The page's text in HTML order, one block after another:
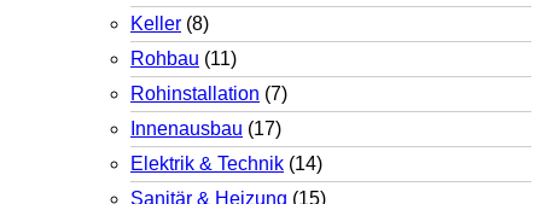
Keller (8)
Rohbau (11)
Rohinstallation (7)
Innenausbau (17)
Elektrik & Technik (14)
Sanitär & Heizung (15)